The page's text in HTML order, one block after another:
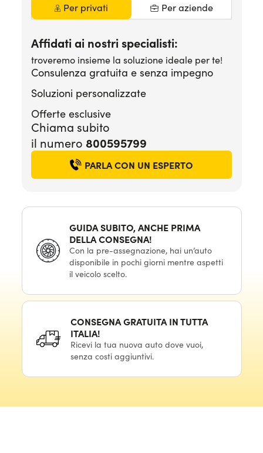
Per privati Per aziende
Affidati ai nostri specialisti:
troveremo insieme la soluzione ideale per te!
Consulenza gratuita e senza impegno
Soluzioni personalizzate
Offerte esclusive
Chiama subito
il numero 800595799
PARLA CON UN ESPERTO
GUIDA SUBITO, ANCHE PRIMA
DELLA CONSEGNA!
Con la pre-assegnazione, hai un’auto
disponibile in pochi giorni mentre aspetti
il veicolo scelto.
CONSEGNA GRATUITA IN TUTTA
ITALIA!
Ricevi la tua nuova auto dove vuoi,
senza costi aggiuntivi.